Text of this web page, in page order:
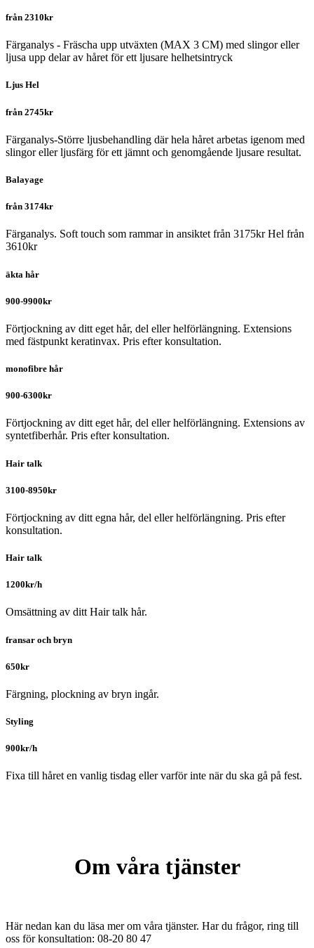
från 2310kr
Färganalys - Fräscha upp utväxten (MAX 3 CM) med slingor eller
ljusa upp delar av håret för ett ljusare helhetsintryck
Ljus Hel
från 2745kr
Färganalys-Större ljusbehandling där hela håret arbetas igenom med
slingor eller ljusfärg för ett jämnt och genomgående ljusare resultat.
Balayage
från 3174kr
Färganalys. Soft touch som rammar in ansiktet från 3175kr Hel från
3610kr
äkta hår
900-9900kr
Förtjockning av ditt eget hår, del eller helförlängning. Extensions
med fästpunkt keratinvax. Pris efter konsultation.
monofibre hår
900-6300kr
Förtjockning av ditt eget hår, del eller helförlängning. Extensions av
syntetfiberhår. Pris efter konsultation.
Hair talk
3100-8950kr
Förtjockning av ditt egna hår, del eller helförlängning. Pris efter
konsultation.
Hair talk
1200kr/h
Omsättning av ditt Hair talk hår.
fransar och bryn
650kr
Färgning, plockning av bryn ingår.
Styling
900kr/h
Fixa till håret en vanlig tisdag eller varför inte när du ska gå på fest.
Om våra tjänster
Här nedan kan du läsa mer om våra tjänster. Har du frågor, ring till
oss för konsultation: 08-20 80 47